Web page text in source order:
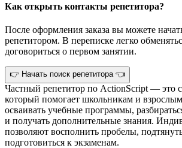
Как открыть контакты репетитора?
После оформления заказа вы можете
репетитором. В переписке легко
договориться о первом занятии.
👉 Начать поиск репетитора 👈
Частный репетитор по ActionScript — это
который помогает школьникам и
осваивать учебные программы,
и получать дополнительные знания.
позволяют восполнить пробелы,
подготовиться к экзаменам.